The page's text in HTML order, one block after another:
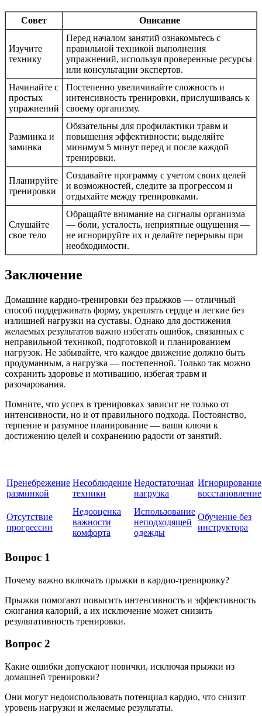
Совет Описание
Изучите
технику
Перед началом занятий ознакомьтесь с
правильной техникой выполнения
упражнений, используя проверенные ресурсы
или консультации экспертов.
Начинайте с
простых
упражнений
Постепенно увеличивайте сложность и
интенсивность тренировки, прислушиваясь к
своему организму.
Разминка и
заминка
Обязательны для профилактики травм и
повышения эффективности; выделяйте
минимум 5 минут перед и после каждой
тренировки.
Планируйте
тренировки
Создавайте программу с учетом своих целей
и возможностей, следите за прогрессом и
отдыхайте между тренировками.
Слушайте
свое тело
Обращайте внимание на сигналы организма
— боли, усталость, неприятные ощущения —
не игнорируйте их и делайте перерывы при
необходимости.
Заключение
Домашние кардио-тренировки без прыжков — отличный
способ поддерживать форму, укреплять сердце и легкие без
излишней нагрузки на суставы. Однако для достижения
желаемых результатов важно избегать ошибок, связанных с
неправильной техникой, подготовкой и планированием
нагрузок. Не забывайте, что каждое движение должно быть
продуманным, а нагрузка — постепенной. Только так можно
сохранить здоровье и мотивацию, избегая травм и
разочарования.
Помните, что успех в тренировках зависит не только от
интенсивности, но и от правильного подхода. Постоянство,
терпение и разумное планирование — ваши ключи к
достижению целей и сохранению радости от занятий.
Пренебрежение
разминкой
Несоблюдение
техники
Недостаточная
нагрузка
Игнорирование
восстановление
Отсутствие
прогрессии
Недооценка
важности
комфорта
Использование
неподходящей
одежды
Обучение без
инструктора
Вопрос 1
Почему важно включать прыжки в кардио-тренировку?
Прыжки помогают повысить интенсивность и эффективность
сжигания калорий, а их исключение может снизить
результативность тренировки.
Вопрос 2
Какие ошибки допускают новички, исключая прыжки из
домашней тренировки?
Они могут недоиспользовать потенциал кардио, что снизит
уровень нагрузки и желаемые результаты.